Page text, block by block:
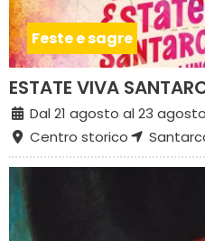
Feste e sagre
ESTATE VIVA
Dal 21 agosto al 23 agosto
Centro storico